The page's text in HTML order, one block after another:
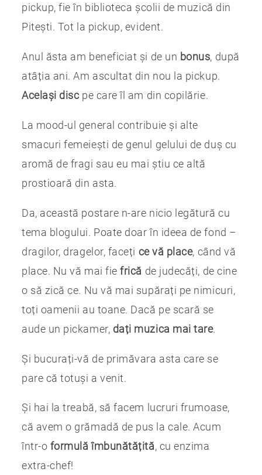
pickup, fie în biblioteca școlii de muzică din
Pitești. Tot la pickup, evident.
Anul ăsta am beneficiat și de un bonus, după
atâția ani. Am ascultat din nou la pickup.
Același discpe care îl am din copilărie.
La mood-ul general contribuie și alte
smacuri femeiești de genul gelului de duș cu
aromă de fragi sau eu mai știu ce altă
prostioară din asta.
Da, această postare n-are nicio legătură cu
tema blogului. Poate doar în ideea de fond –
dragilor, dragelor, faceți ce vă place, când vă
place. Nu vă mai fiefrică de judecăți, de cine
o să zică ce. Nu vă mai supărați pe nimicuri,
toți oamenii au toane. Dacă pe scară se
aude un pickamer, dați muzica mai tare.
Și bucurați-vă de primăvara asta care se
pare că totuși a venit.
Și hai la treabă, să facem lucruri frumoase,
că avem o grămadă de pus la cale. Acum
într-o formulă îmbunătățită, cu enzima
extra-chef!